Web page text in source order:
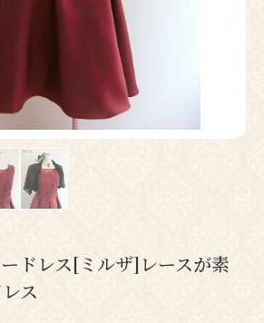
ドレス[ミルザ]レースが素
ス